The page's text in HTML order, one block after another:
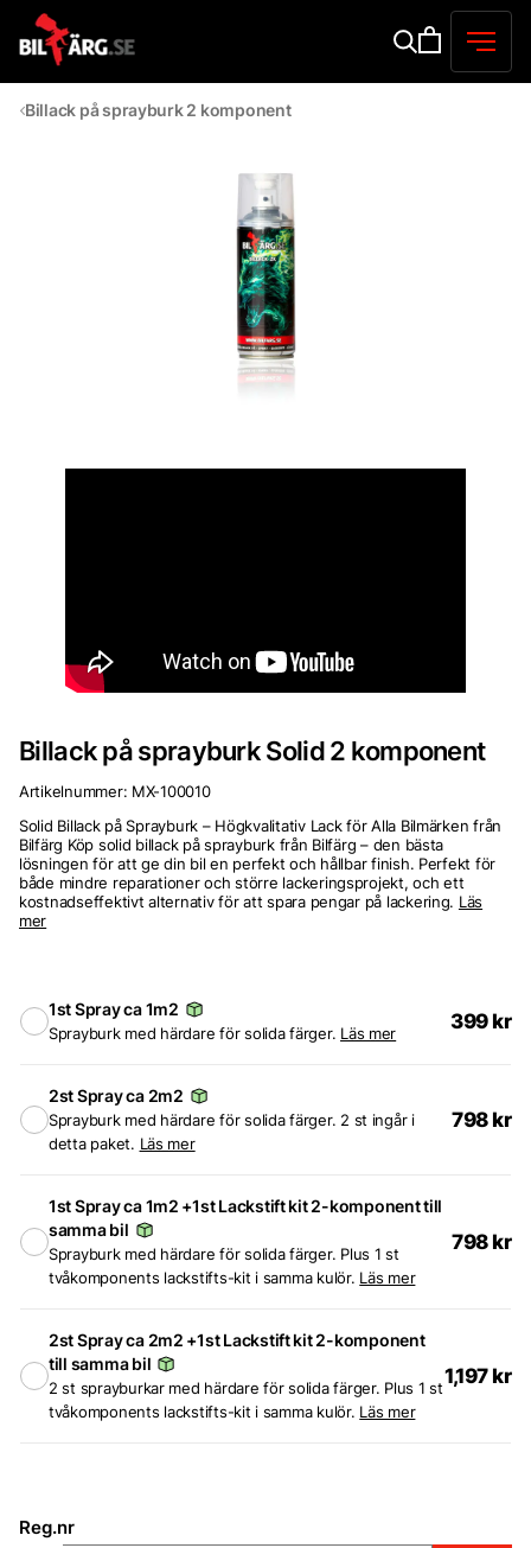
Billack på sprayburk 2 komponent
Billack på sprayburk Solid 2 komponent
Artikelnummer: MX-100010
Solid Billack på Sprayburk – Högkvalitativ Lack för Alla Bilmärken från
Bilfärg Köp solid billack på sprayburk från Bilfärg – den bästa
lösningen för att ge din bil en perfekt och hållbar finish. Perfekt för
både mindre reparationer och större lackeringsprojekt, och ett
kostnadseffektivt alternativ för att spara pengar på lackering. Läs
mer
1st Spray ca 1m2
Sprayburk med härdare för solida färger. Läs mer 399 kr
2st Spray ca 2m2
Sprayburk med härdare för solida färger. 2 st ingår i
detta paket. Läs mer
798 kr
1st Spray ca 1m2 +1st Lackstift kit 2-komponent till
samma bil
Sprayburk med härdare för solida färger. Plus 1 st
tvåkomponents lackstifts-kit i samma kulör. Läs mer
798 kr
2st Spray ca 2m2 +1st Lackstift kit 2-komponent
till samma bil
2 st sprayburkar med härdare för solida färger. Plus 1 st
tvåkomponents lackstifts-kit i samma kulör. Läs mer
1,197 kr
Reg.nr